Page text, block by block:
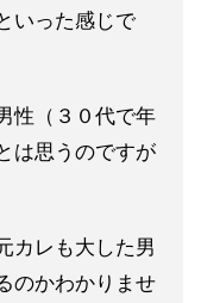
いった感じで
性（３０代で年
は思うのですが
カレも大した男
のかわかりませ